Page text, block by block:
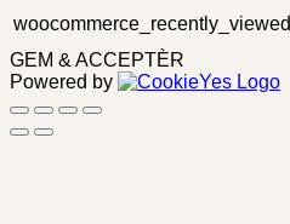
woocommerce_recently_viewed
GEM & ACCEPTÈR
Powered by